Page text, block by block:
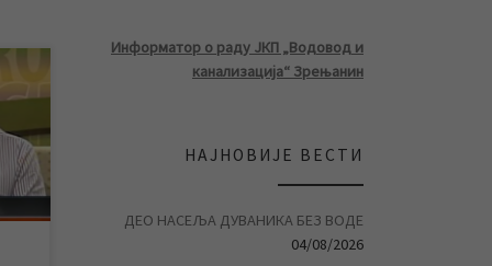
Информатор о раду ЈКП „Водовод и
канализација“ Зрењанин
НАЈНОВИЈЕ ВЕСТИ
ДЕО НАСЕЉА ДУВАНИКА БЕЗ ВОДЕ
04/08/2026